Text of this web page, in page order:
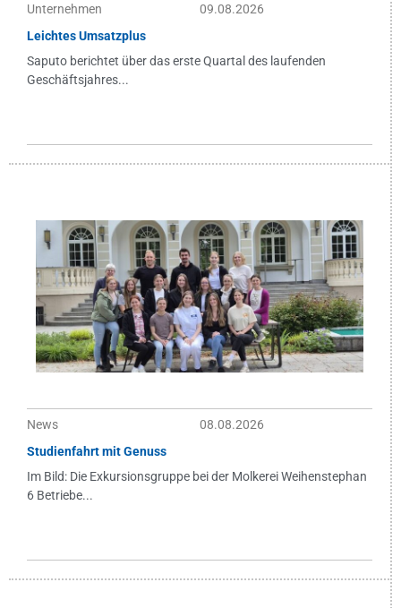
Unternehmen
09.08.2026
Leichtes Umsatzplus
Saputo berichtet über das erste Quartal des laufenden
Geschäftsjahres...
News
08.08.2026
Studienfahrt mit Genuss
Im Bild: Die Exkursionsgruppe bei der Molkerei Weihenstephan
6 Betriebe...